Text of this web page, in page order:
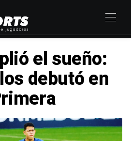
el sueño:
debutó en